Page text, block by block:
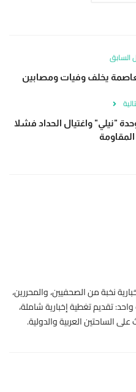
السابق
يخلف وفيات ومصابين
"نيلي" واغتيال الحداد فشلا
نخبة من الصحفيين، والمحررين،
تقديم تغطية إخبارية شاملة،
الساحتين العربية والدولية.